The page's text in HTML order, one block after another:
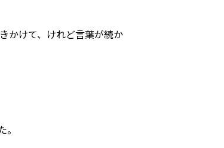
かけて、けれど言葉が続か